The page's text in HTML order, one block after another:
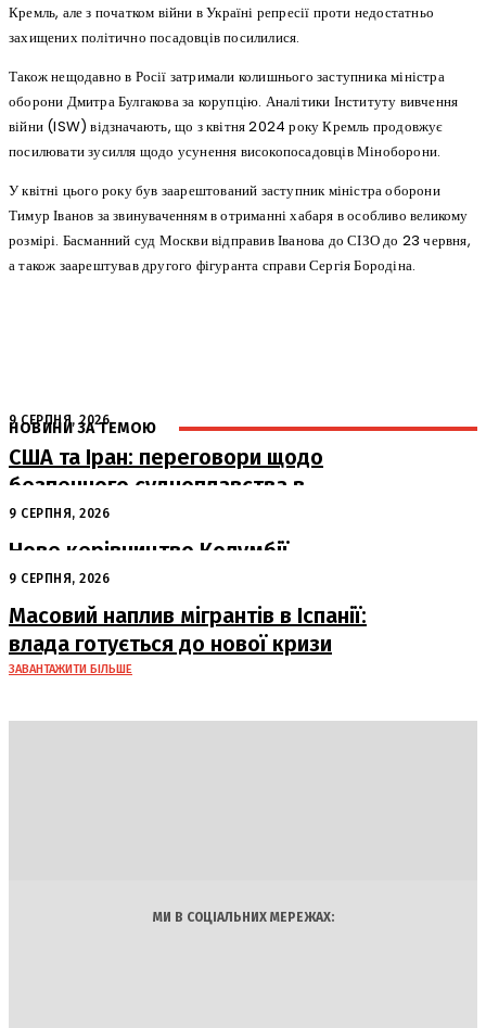
Кремль, але з початком війни в Україні репресії проти недостатньо
захищених політично посадовців посилилися.
Також нещодавно в Росії затримали колишнього заступника міністра
оборони Дмитра Булгакова за корупцію. Аналітики Інституту вивчення
війни (ISW) відзначають, що з квітня 2024 року Кремль продовжує
посилювати зусилля щодо усунення високопосадовців Міноборони.
У квітні цього року був заарештований заступник міністра оборони
Тимур Іванов за звинуваченням в отриманні хабаря в особливо великому
розмірі. Басманний суд Москви відправив Іванова до СІЗО до 23 червня,
а також заарештував другого фігуранта справи Сергія Бородіна.
НОВИНИ ЗА ТЕМОЮ
9 СЕРПНЯ, 2026
США та Іран: переговори щодо
безпечного судноплавства в
Ормузькій протоці
9 СЕРПНЯ, 2026
Нове керівництво Колумбії
оголосило війну наркокартелям
9 СЕРПНЯ, 2026
Масовий наплив мігрантів в Іспанії:
влада готується до нової кризи
ЗАВАНТАЖИТИ БІЛЬШЕ
МИ В СОЦІАЛЬНИХ МЕРЕЖАХ: